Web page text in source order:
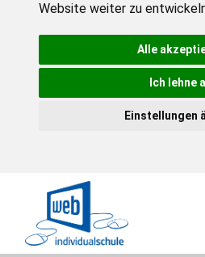
Website weiter zu
Alle
Ich lehne
Einstellungen